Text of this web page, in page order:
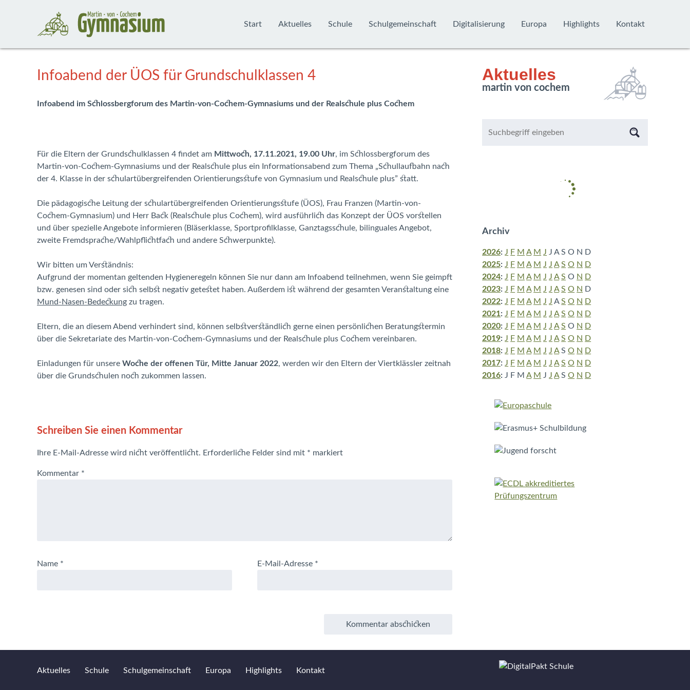
Start Aktuelles Schule Schulgemeinschaft Digitalisierung Europa Highlights Kontakt
Infoabend der ÜOS für Grundschulklassen 4
Infoabend im Schlossbergforum des Martin-von-Cochem-Gymnasiums und der Realschule plus Cochem
Für die Eltern der Grundschulklassen 4 findet am Mittwoch, 17.11.2021, 19.00 Uhr, im Schlossbergforum des
Martin-von-Cochem-Gymnasiums und der Realschule plus ein Informationsabend zum Thema „Schullaufbahn nach
der 4. Klasse in der schulartübergreifenden Orientierungsstufe von Gymnasium und Realschule plus” statt.
Die pädagogische Leitung der schulartübergreifenden Orientierungsstufe (ÜOS), Frau Franzen (Martin-von-
Cochem-Gymnasium) und Herr Back (Realschule plus Cochem), wird ausführlich das Konzept der ÜOS vorstellen
und über spezielle Angebote informieren (Bläserklasse, Sportprofilklasse, Ganztagsschule, bilinguales Angebot,
zweite Fremdsprache/Wahlpflichtfach und andere Schwerpunkte).
Wir bitten um Verständnis:
Aufgrund der momentan geltenden Hygieneregeln können Sie nur dann am Infoabend teilnehmen, wenn Sie geimpft
bzw. genesen sind oder sich selbst negativ getestet haben. Außerdem ist während der gesamten Veranstaltung eine
Mund-Nasen-Bedeckung zu tragen.
Eltern, die an diesem Abend verhindert sind, können selbstverständlich gerne einen persönlichen Beratungstermin
über die Sekretariate des Martin-von-Cochem-Gymnasiums und der Realschule plus Cochem vereinbaren.
Einladungen für unsere Woche der offenen Tür, Mitte Januar 2022, werden wir den Eltern der Viertklässler zeitnah
über die Grundschulen noch zukommen lassen.
Schreiben Sie einen Kommentar
Ihre E-Mail-Adresse wird nicht veröffentlicht. Erforderliche Felder sind mit * markiert
Kommentar *
Name * E-Mail-Adresse *
Aktuelles
martin von cochem
Archiv
2026: J F M A M J J A S O N D
2025: J F M A M J J A S O N D
2024: J F M A M J J A S O N D
2023: J F M A M J J A S O N D
2022: J F M A M J J A S O N D
2021: J F M A M J J A S O N D
2020: J F M A M J J A S O N D
2019: J F M A M J J A S O N D
2018: J F M A M J J A S O N D
2017: J F M A M J J A S O N D
2016: J F M A M J J A S O N D
Aktuelles Schule Schulgemeinschaft Europa Highlights Kontakt